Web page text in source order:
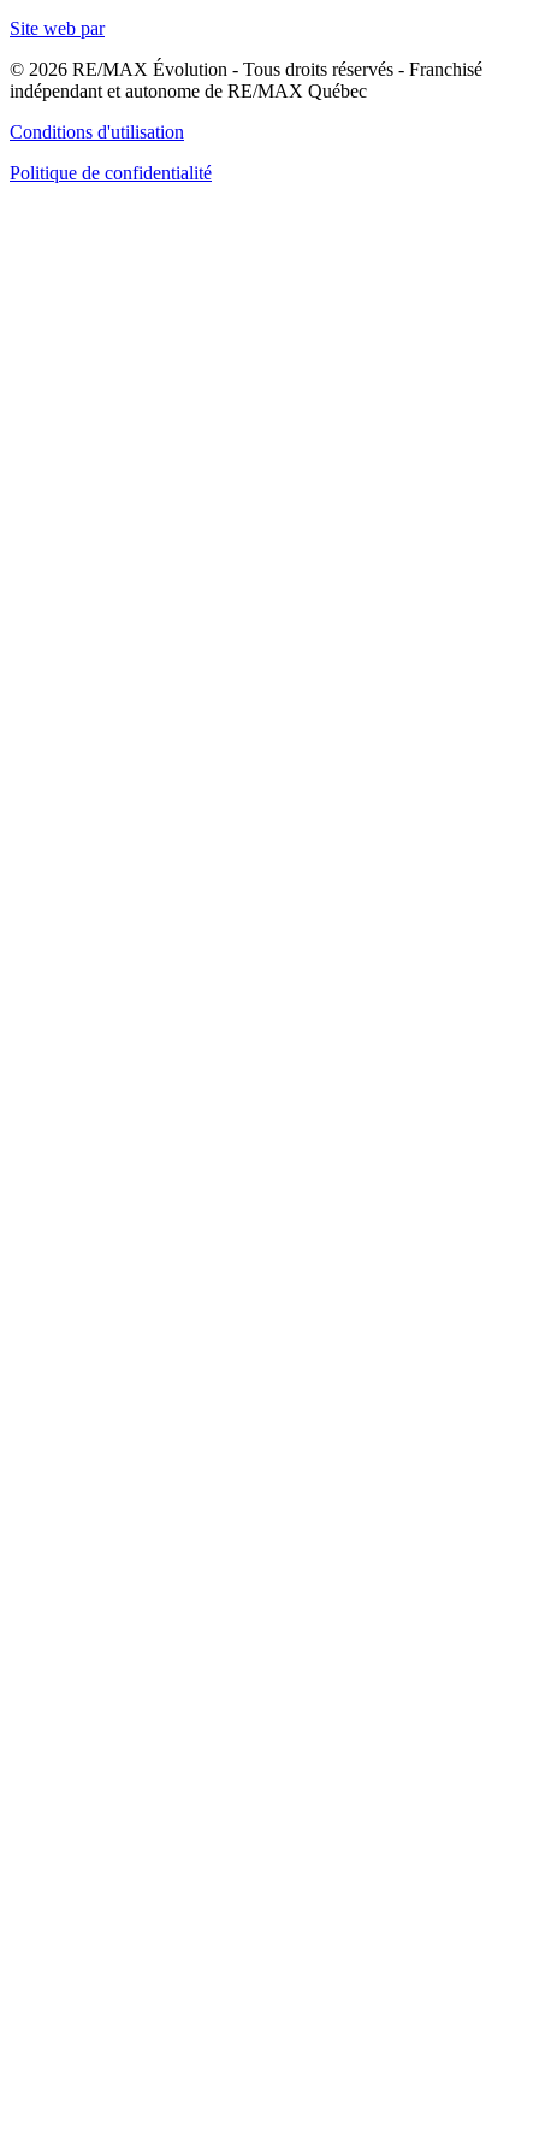
Site web par
© 2026 RE/MAX Évolution - Tous droits réservés - Franchisé
indépendant et autonome de RE/MAX Québec
Conditions d'utilisation
Politique de confidentialité